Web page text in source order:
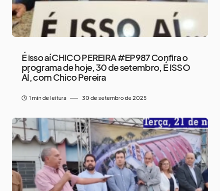
É isso aí CHICO PEREIRA #EP987 Confira o
programa de hoje, 30 de setembro, É ISSO
AÍ, com Chico Pereira
1 min de leitura 30 de setembro de 2025